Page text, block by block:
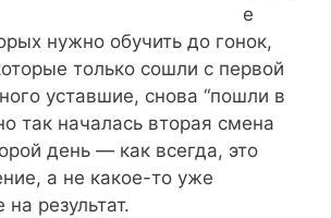
е
нужно обучить до гонок,
только сошли с первой
уставшие, снова “пошли в
так началась вторая смена
день — как всегда, это
а не какое-то уже
результат.